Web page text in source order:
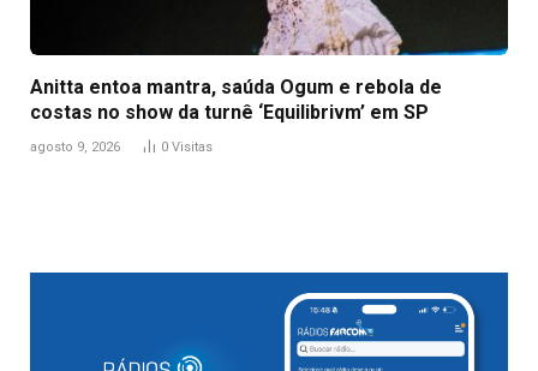
Anitta entoa mantra, saúda Ogum e rebola de
costas no show da turnê ‘Equilibrivm’ em SP
agosto 9, 2026 0 Visitas